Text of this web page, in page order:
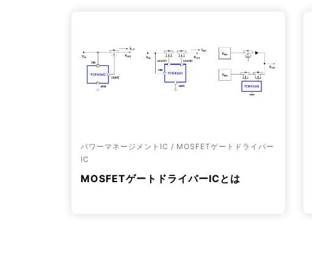
パワーマネージメントIC / MOSFETゲートドライバー
IC
MOSFETゲートドライバーICとは